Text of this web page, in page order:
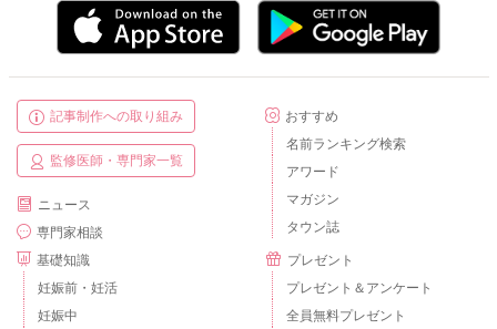
記事制作への取り組み
監修医師・専門家一覧
ニュース
専門家相談
基礎知識
妊娠前・妊活
妊娠中
おすすめ
名前ランキング検索
アワード
マガジン
タウン誌
プレゼント
プレゼント＆アンケート
全員無料プレゼント